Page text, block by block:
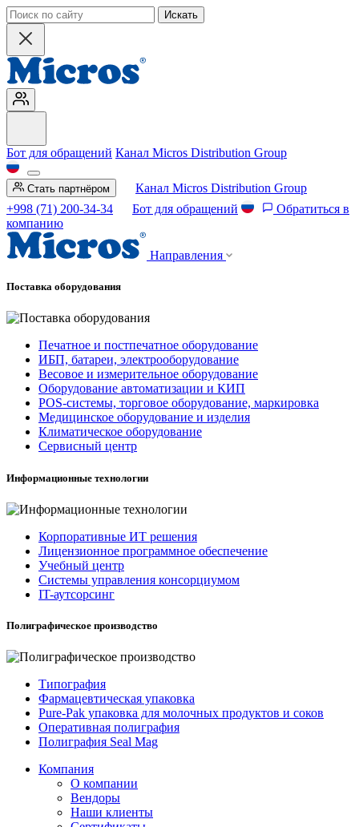
Искать
Бот для обращений Канал Micros Distribution Group
Стать партнёром
Канал Micros Distribution Group
+998 (71) 200-34-34
Бот для обращений
Обратиться в
компанию
Направления
Поставка оборудования
Печатное и постпечатное оборудование
ИБП, батареи, электрооборудование
Весовое и измерительное оборудование
Оборудование автоматизации и КИП
POS-системы, торговое оборудование, маркировка
Медицинское оборудование и изделия
Климатическое оборудование
Сервисный центр
Информационные технологии
Корпоративные ИТ решения
Лицензионное программное обеспечение
Учебный центр
Системы управления консорциумом
IT-аутсорсинг
Полиграфическое производство
Типография
Фармацевтическая упаковка
Pure-Pak упаковка для молочных продуктов и соков
Оперативная полиграфия
Полиграфия Seal Mag
Компания
О компании
Вендоры
Наши клиенты